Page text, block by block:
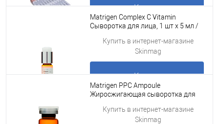
Купить
Подробнее
Matrigen Complex C Vitamin
Сыворотка для лица, 1 шт х 5 мл /
Купить в интернет-магазине
Skinmag
Купить
Подробнее
Matrigen PPC Ampoule
Жиросжигающая сыворотка для
под мезороллер и дермапен /1 шт х
Купить в интернет-магазине
Skinmag